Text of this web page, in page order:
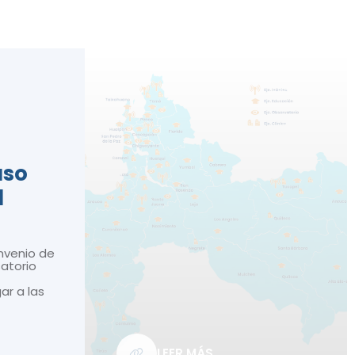
de
a las